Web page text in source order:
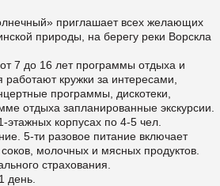
приглашает всех желающих
природы, на берегу реки Ворскла
7 до 16 лет программы отдыха и
кружки за интересами,
программы, дискотеки,
отдыха запланированные экскурсии.
корпусах по 4-5 чел.
5-ти разовое питание включает
молочных и мясных продуктов.
страхования.
день.